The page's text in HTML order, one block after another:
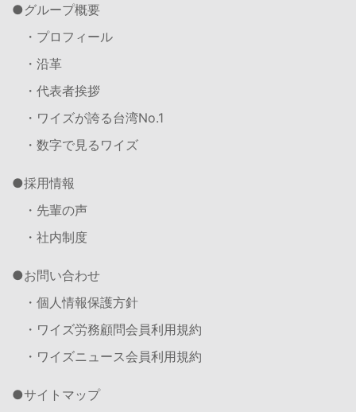
グループ概要
・プロフィール
・沿革
・代表者挨拶
・ワイズが誇る台湾No.1
・数字で見るワイズ
採用情報
・先輩の声
・社内制度
お問い合わせ
・個人情報保護方針
・ワイズ労務顧問会員利用規約
・ワイズニュース会員利用規約
サイトマップ